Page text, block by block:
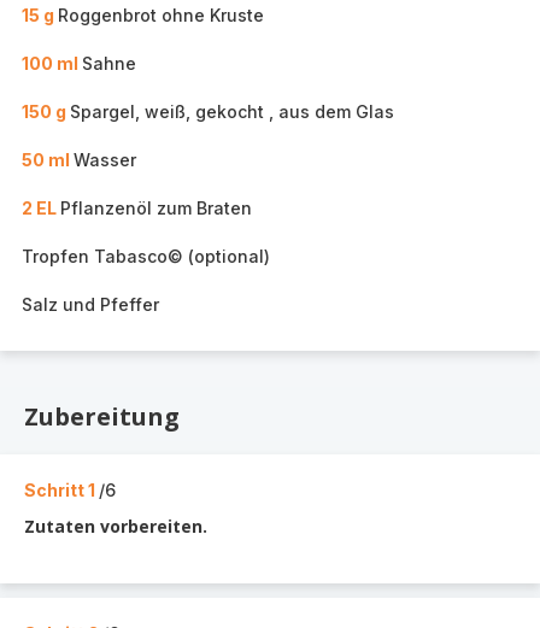
15 g Roggenbrot ohne Kruste
100 ml Sahne
150 g Spargel, weiß, gekocht , aus dem Glas
50 ml Wasser
2 EL Pflanzenöl zum Braten
Tropfen Tabasco© (optional)
Salz und Pfeffer
Zubereitung
Schritt 1 /6
Zutaten vorbereiten.